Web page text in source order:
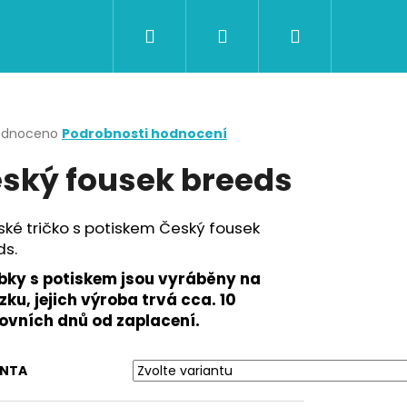
CERTIFIKÁTY A POUKAZY BAZAR
Přihlášení
Podrobnosti hodnocení
fousek breeds
tričko s potiskem Český fousek
s potiskem jsou vyráběny na
jejich výroba trvá cca. 10
dnů od zaplacení.
Následující